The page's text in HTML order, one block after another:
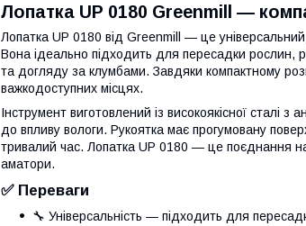
Лопатка UP 0180 Greenmill —
Лопатка UP 0180 від Greenmill — це
Вона ідеально підходить для пересадки рослин,
та догляду за клумбами. Завдяки компактному
важкодоступних місцях.
Інструмент виготовлений із високоякісної сталі з
до впливу вологи. Рукоятка має прогумовану
тривалий час. Лопатка UP 0180 — це поєднання
аматори.
✅ Переваги
🔧 Універсальність — підходить для